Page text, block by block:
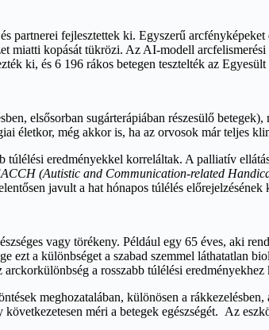
partnerei fejlesztettek ki. Egyszerű
miatti kopását tükrözi. Az AI-modell
ki, és 6 196 rákos betegen tesztelték az
elsősorban sugárterápiában részesülő
életkor, még akkor is, ha az orvosok már teljes
eredményekkel korreláltak. A palliatív
(Autistic and Communication-related
javult a hat hónapos túlélés előrejelzésének
vagy törékeny. Például egy 65 éves, aki
a különbséget a szabad szemmel láthatatlan
a rosszabb túlélési eredményekhez
meghozatalában, különösen a
méri a betegek egészségét. Az